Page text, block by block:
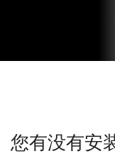
您有没有安